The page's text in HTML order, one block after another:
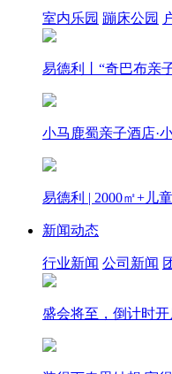
室内乐园 蹦床公园
易德利丨“奇巴布亲
小马鹿蜀亲子酒店·
易德利 | 2000㎡+儿
新闻动态
行业新闻 公司新闻
盛会将至，倒计时开